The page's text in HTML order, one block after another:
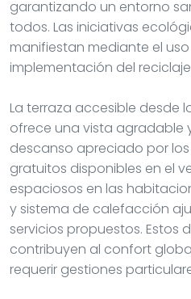
garantizando un entorno
todos. Las iniciativas
manifiestan mediante el uso
implementación del
La terraza accesible desde
ofrece una vista agradable
descanso apreciado por los
gratuitos disponibles en el
espaciosos en las
y sistema de calefacción
servicios propuestos. Estos
contribuyen al confort
requerir gestiones